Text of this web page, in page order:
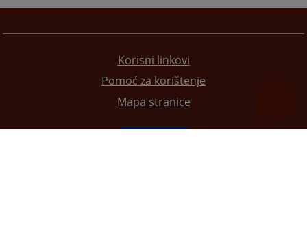
Korisni linkovi
Pomoć za korištenje
Mapa stranice